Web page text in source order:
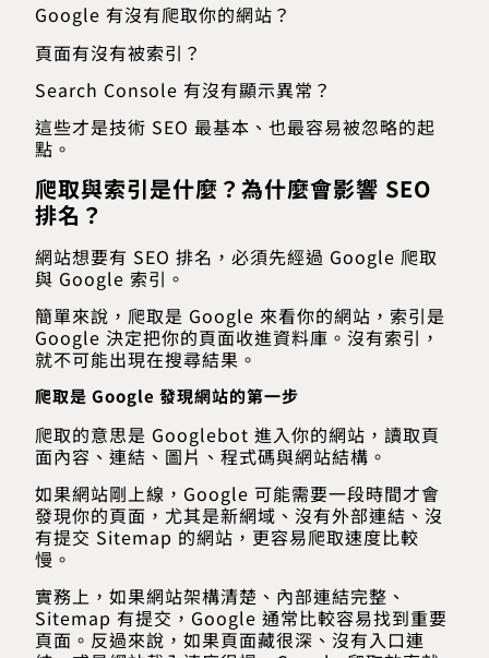
Google 有沒有爬取你的網站？
頁面有沒有被索引？
Search Console 有沒有顯示異常？
這些才是技術 SEO 最基本、也最容易被忽略的起
點。
爬取與索引是什麼？為什麼會影響 SEO
排名？
網站想要有 SEO 排名，必須先經過 Google 爬取
與 Google 索引。
簡單來說，爬取是 Google 來看你的網站，索引是
Google 決定把你的頁面收進資料庫。沒有索引，
就不可能出現在搜尋結果。
爬取是 Google 發現網站的第一步
爬取的意思是 Googlebot 進入你的網站，讀取頁
面內容、連結、圖片、程式碼與網站結構。
如果網站剛上線，Google 可能需要一段時間才會
發現你的頁面，尤其是新網域、沒有外部連結、沒
有提交 Sitemap 的網站，更容易爬取速度比較
慢。
實務上，如果網站架構清楚、內部連結完整、
Sitemap 有提交，Google 通常比較容易找到重要
頁面。反過來說，如果頁面藏很深、沒有入口連